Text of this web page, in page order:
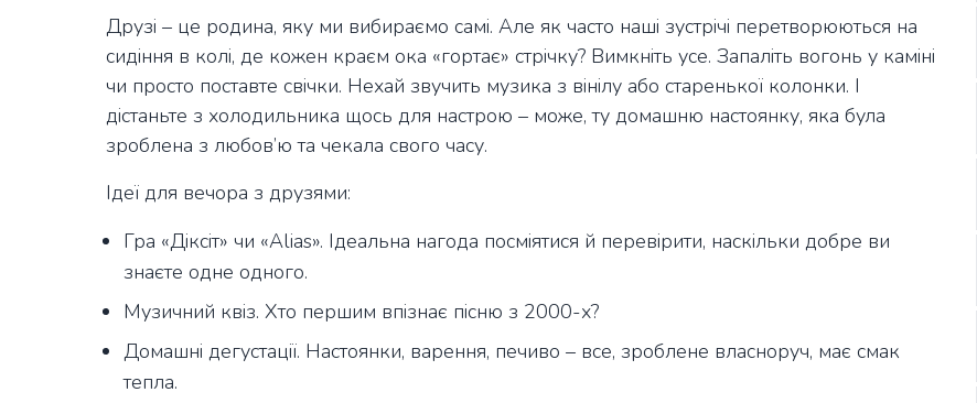
Друзі – це родина, яку ми вибираємо самі. Але як часто наші зустрічі перетворюються на
сидіння в колі, де кожен краєм ока «гортає» стрічку? Вимкніть усе. Запаліть вогонь у каміні
чи просто поставте свічки. Нехай звучить музика з вінілу або старенької колонки. І
дістаньте з холодильника щось для настрою – може, ту домашню настоянку, яка була
зроблена з любов’ю та чекала свого часу.
Ідеї для вечора з друзями:
Гра «Діксіт» чи «Alias». Ідеальна нагода посміятися й перевірити, наскільки добре ви
знаєте одне одного.
Музичний квіз. Хто першим впізнає пісню з 2000-х?
Домашні дегустації. Настоянки, варення, печиво – все, зроблене власноруч, має смак
тепла.